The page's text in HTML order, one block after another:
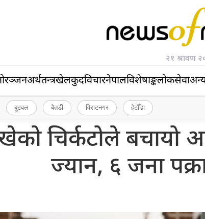
२१ श्रावण
अर्थतन्त्रखेलकुदविचारनेपालविशेषाङ्कलोकसेवा
बुटवल बैतडी विराटनगर हेटौँडा
चिर्कटोले बचायो
ज्यान, ६ जना